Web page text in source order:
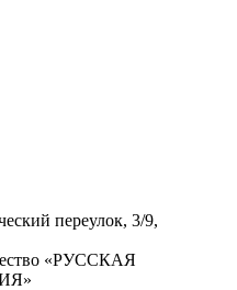
переулок, 3/9,
«РУССКАЯ